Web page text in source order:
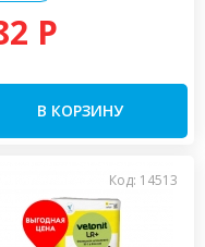
P
В КОРЗИНУ
Код: 14513